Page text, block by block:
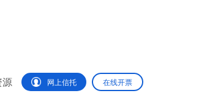
源 网上信托 在线开票